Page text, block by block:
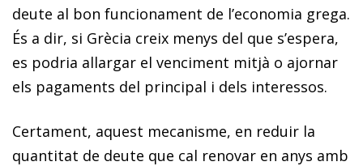
deute al bon funcionament de l’economia grega.
És a dir, si Grècia creix menys del que s’espera,
es podria allargar el venciment mitjà o ajornar
els pagaments del principal i dels interessos.
Certament, aquest mecanisme, en reduir la
quantitat de deute que cal renovar en anys amb